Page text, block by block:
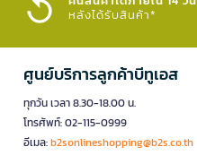
หลังได้รับสินค้า*
ศูนย์บริการลูกค้าบีทูเอส
ทุกวัน เวลา 8.30-18.00 น.
โทรศัพท์: 02-115-0999
อีเมล:b2sonlineshopping@b2s.co.th